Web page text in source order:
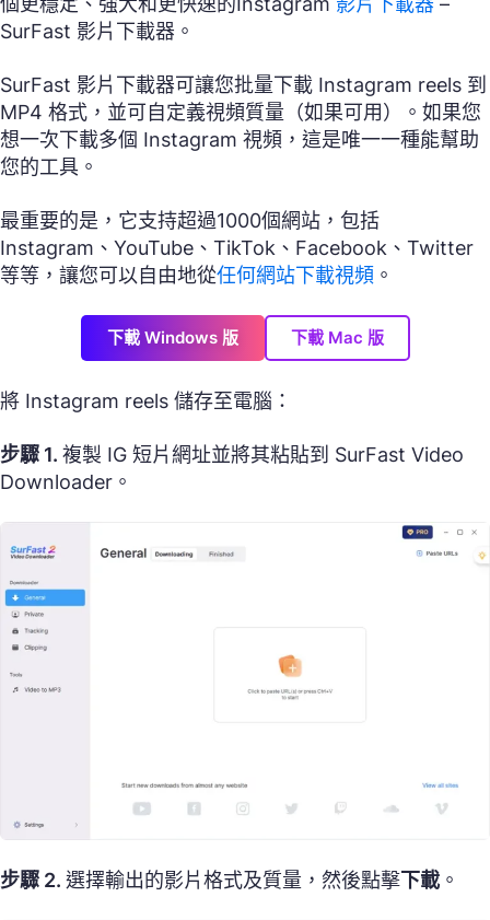
SurFast 影片下載器。
SurFast 影片下載器可讓您批量下載 Instagram reels 到
MP4 格式，並可自定義視頻質量（如果可用）。如果您
想一次下載多個 Instagram 視頻，這是唯一一種能幫助
您的工具。
最重要的是，它支持超過1000個網站，包括
Instagram、YouTube、TikTok、Facebook、Twitter
等等，讓您可以自由地從任何網站下載視頻 。
下載 Windows 版 下載 Mac 版
將 Instagram reels 儲存至電腦：
步驟 1. 複製 IG 短片網址並將其粘貼到 SurFast Video
Downloader。
步驟 2. 選擇輸出的影片格式及質量，然後點擊下載 。